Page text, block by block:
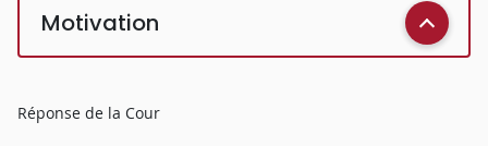
Motivation
Réponse de la Cour